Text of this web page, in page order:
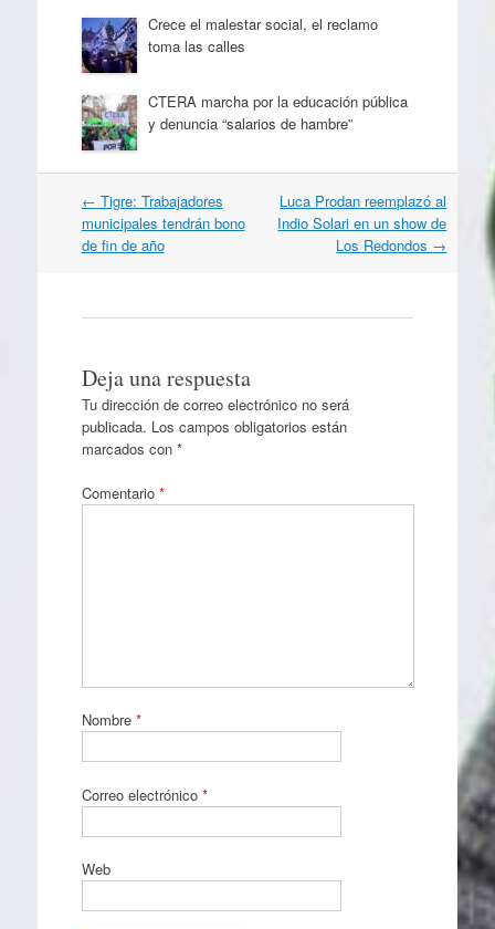
Crece el malestar social, el reclamo
toma las calles
CTERA marcha por la educación pública
y denuncia “salarios de hambre”
Navegación
por
artículos
← Tigre: Trabajadores
municipales tendrán bono
de fin de año
Luca Prodan reemplazó al
Indio Solari en un show de
Los Redondos →
Deja una respuesta
Tu dirección de correo electrónico no será
publicada. Los campos obligatorios están
marcados con *
Comentario *
Nombre *
Correo electrónico *
Web